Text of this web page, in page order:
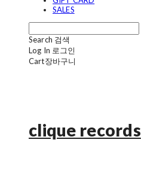
SALES
Search 검색
Log In 로그인
Cart장바구니
clique records